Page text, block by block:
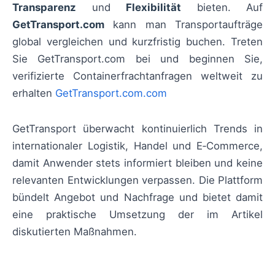
Transparenz und Flexibilität bieten. Auf
GetTransport.com kann man Transportaufträge
global vergleichen und kurzfristig buchen. Treten
Sie GetTransport.com bei und beginnen Sie,
verifizierte Containerfrachtanfragen weltweit zu
erhalten GetTransport.com.com
GetTransport überwacht kontinuierlich Trends in
internationaler Logistik, Handel und E‑Commerce,
damit Anwender stets informiert bleiben und keine
relevanten Entwicklungen verpassen. Die Plattform
bündelt Angebot und Nachfrage und bietet damit
eine praktische Umsetzung der im Artikel
diskutierten Maßnahmen.